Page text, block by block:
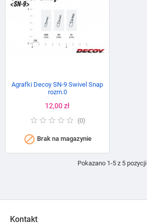
Agrafki Decoy SN-9 Swivel Snap
rozm.0
Cena
12,00 zł
(0)
 Brak na magazynie
Pokazano 1-5 z 5 pozycji
Kontakt